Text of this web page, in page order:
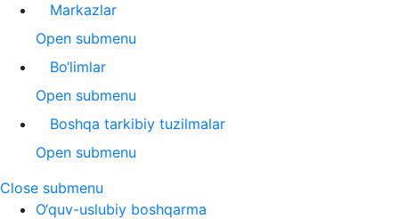
Markazlar
Open submenu
Bo‘limlar
Open submenu
Boshqa tarkibiy tuzilmalar
Open submenu
Close submenu
O‘quv-uslubiy boshqarma